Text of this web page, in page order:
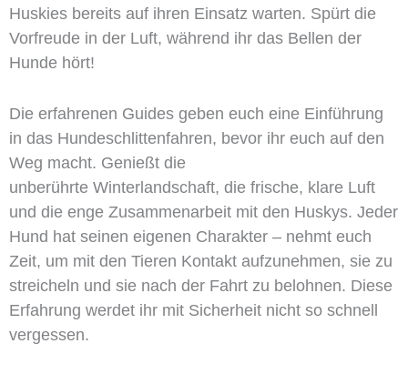
Huskies bereits auf ihren Einsatz warten. Spürt die
Vorfreude in der Luft, während ihr das Bellen der
Hunde hört!
Die erfahrenen Guides geben euch eine Einführung
in das Hundeschlittenfahren, bevor ihr euch auf den
Weg macht. Genießt die
unberührte Winterlandschaft, die frische, klare Luft
und die enge Zusammenarbeit mit den Huskys. Jeder
Hund hat seinen eigenen Charakter – nehmt euch
Zeit, um mit den Tieren Kontakt aufzunehmen, sie zu
streicheln und sie nach der Fahrt zu belohnen. Diese
Erfahrung werdet ihr mit Sicherheit nicht so schnell
vergessen.